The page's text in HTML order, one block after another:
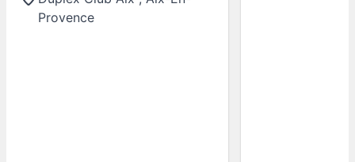
Provence